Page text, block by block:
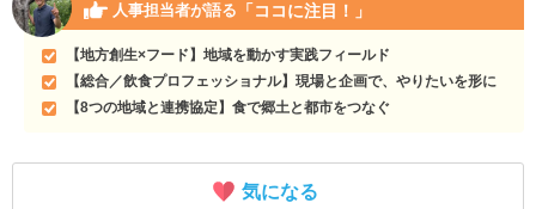
人事担当者が語る 「ココに注目！」
【地方創生×フード】地域を動かす実践フィールド
【総合／飲食プロフェッショナル】現場と企画で、やりたいを形に
【8つの地域と連携協定】食で郷土と都市をつなぐ
気になる